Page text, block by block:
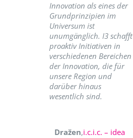
Innovation als eines der
Grundprinzipien im
Universum ist
unumgänglich. I3 schafft
proaktiv Initiativen in
verschiedenen Bereichen
der Innovation, die für
unsere Region und
darüber hinaus
wesentlich sind.
Dražen,i.c.i.c. – idea